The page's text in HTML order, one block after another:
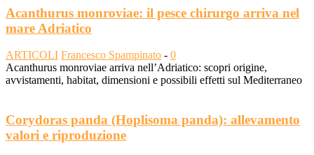
Acanthurus monroviae: il pesce chirurgo arriva nel
mare Adriatico
ARTICOLI Francesco Spampinato - 0
Acanthurus monroviae arriva nell’Adriatico: scopri origine,
avvistamenti, habitat, dimensioni e possibili effetti sul Mediterraneo
Corydoras panda (Hoplisoma panda): allevamento
valori e riproduzione